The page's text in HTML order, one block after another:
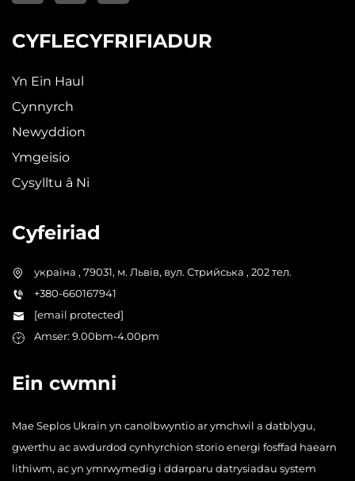
CYFLECYFRIFIADUR
Yn Ein Haul
Cynnyrch
Newyddion
Ymgeisio
Cysylltu â Ni
Cyfeiriad
україна , 79031, м. Львів, вул. Стрийська , 202 тел.
+380-660167941
[email protected]
Amser: 9.00bm-4.00pm
Ein cwmni
Mae Seplos Ukrain yn canolbwyntio ar ymchwil a datblygu,
gwerthu ac awdurdod cynhyrchion storio energi fosffad haearn
lithiwm, ac yn ymrwymedig i ddarparu datrysiadau system